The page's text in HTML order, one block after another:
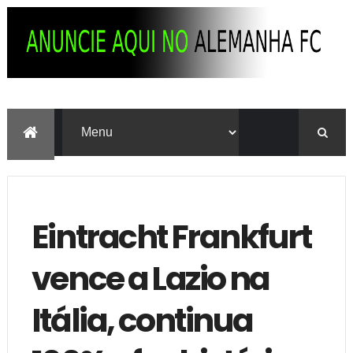
Eintracht Frankfurt
vence a Lazio na
Itália, continua